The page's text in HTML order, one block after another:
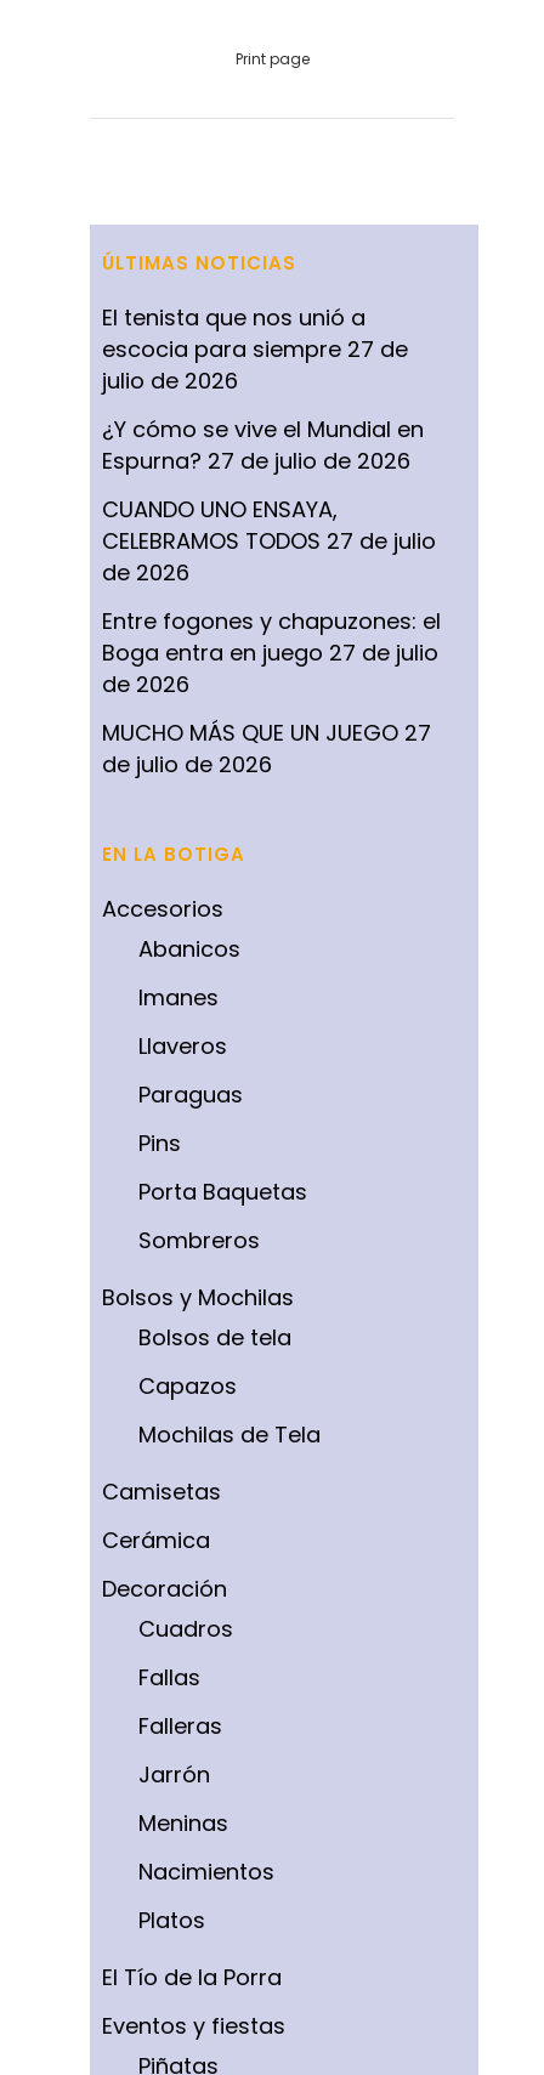
Print page
ÚLTIMAS NOTICIAS
El tenista que nos unió a
escocia para siempre 27 de
julio de 2026
¿Y cómo se vive el Mundial en
Espurna? 27 de julio de 2026
CUANDO UNO ENSAYA,
CELEBRAMOS TODOS 27 de julio
de 2026
Entre fogones y chapuzones: el
Boga entra en juego 27 de julio
de 2026
MUCHO MÁS QUE UN JUEGO 27
de julio de 2026
EN LA BOTIGA
Accesorios
Abanicos
Imanes
Llaveros
Paraguas
Pins
Porta Baquetas
Sombreros
Bolsos y Mochilas
Bolsos de tela
Capazos
Mochilas de Tela
Camisetas
Cerámica
Decoración
Cuadros
Fallas
Falleras
Jarrón
Meninas
Nacimientos
Platos
El Tío de la Porra
Eventos y fiestas
Piñatas